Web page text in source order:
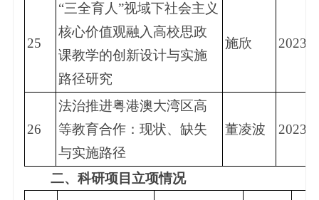
25
“三全育人”视域下社会主义
核心价值观融入高校思政
课教学的创新设计与实施
路径研究
施欣 2023.6
26
法治推进粤港澳大湾区高
等教育合作：现状、缺失
与实施路径
董凌波 2023.
二、科研项目立项情况